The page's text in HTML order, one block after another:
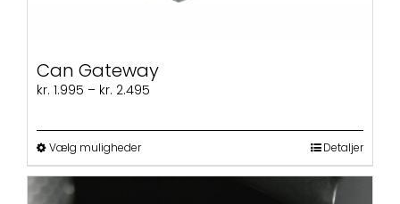
Can Gateway
kr. 1.995 – kr. 2.495
Vælg mulighederDette
vare
Detaljer